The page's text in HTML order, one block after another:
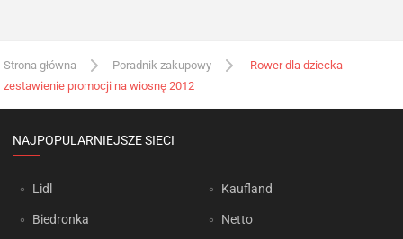
Strona główna Poradnik zakupowy
Rower dla dziecka -
zestawienie promocji na wiosnę 2012
NAJPOPULARNIEJSZE SIECI
Lidl
Biedronka
Kaufland
Netto